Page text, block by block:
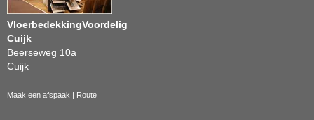
VloerbedekkingVoordelig
Cuijk
Beerseweg 10a
Cuijk
Maak een afspaak | Route